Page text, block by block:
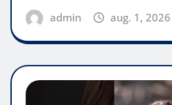
admin aug. 1, 2026